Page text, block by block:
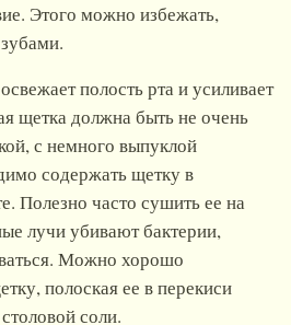
Этого можно избежать,
полость рта и усиливает
щетка должна быть не очень
с немного выпуклой
содержать щетку в
Полезно часто сушить ее на
лучи убивают бактерии,
Можно хорошо
полоская ее в перекиси
соли.